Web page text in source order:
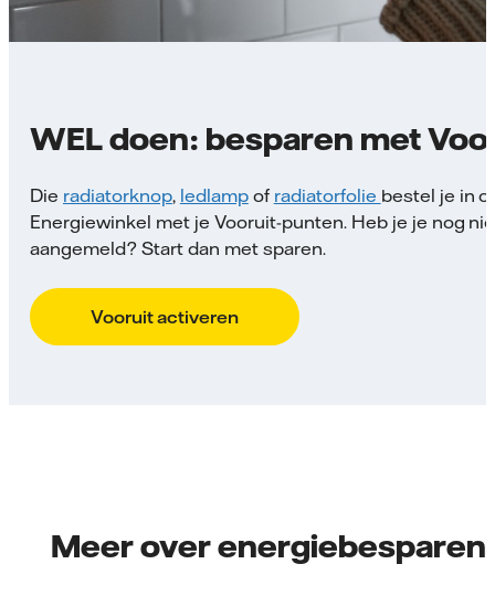
WEL doen: besparen met
Die radiatorknop, ledlampof radiatorfolie bestel je in
Energiewinkel met je Vooruit-punten. Heb je je nog
aangemeld? Start dan met sparen.
Vooruit activeren
Meer over energiebesparen